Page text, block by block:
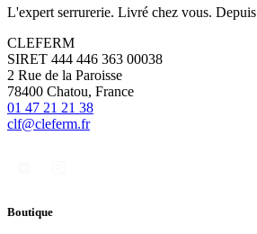
L'expert serrurerie. Livré chez vous.
CLEFERM
SIRET 444 446 363 00038
2 Rue de la Paroisse
78400 Chatou, France
01 47 21 21 38
clf@cleferm.fr
Boutique